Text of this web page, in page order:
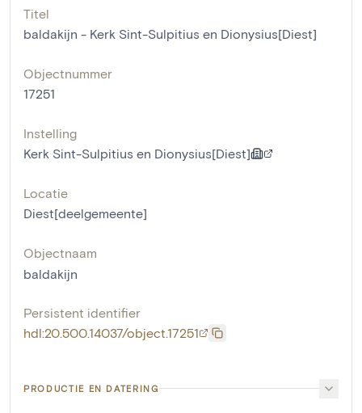
Titel
baldakijn - Kerk Sint-Sulpitius en Dionysius[Diest]
Objectnummer
17251
Instelling
Kerk Sint-Sulpitius en Dionysius[Diest]
Locatie
Diest[deelgemeente]
Objectnaam
baldakijn
Persistent identifier
hdl:20.500.14037/object.17251
PRODUCTIE EN DATERING